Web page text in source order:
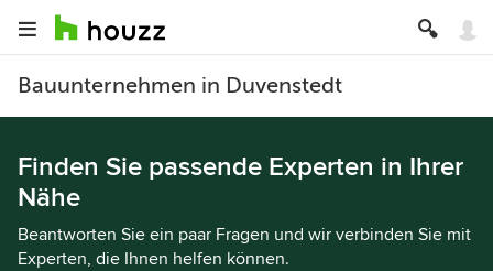
Bauunternehmen in Duvenstedt
Finden Sie passende Experten in Ihrer
Nähe
Beantworten Sie ein paar Fragen und wir verbinden Sie mit
Experten, die Ihnen helfen können.